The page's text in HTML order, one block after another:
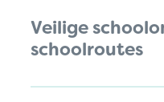
Veilige
schoolroutes